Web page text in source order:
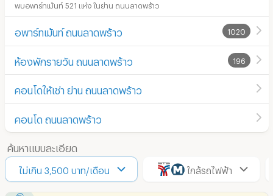
พบอพาร์ทเม้นท์ 521 แห่ง ในย่าน ถนนลาดพร้าว
อพาร์ทเม้นท์ ถนนลาดพร้าว 1020
ห้องพักรายวัน ถนนลาดพร้าว 196
คอนโดให้เช่า ย่าน ถนนลาดพร้าว
คอนโด ถนนลาดพร้าว
ค้นหาแบบละเอียด
ไม่เกิน 3,500 บาท/เดือน ใกล้รถไฟฟ้า